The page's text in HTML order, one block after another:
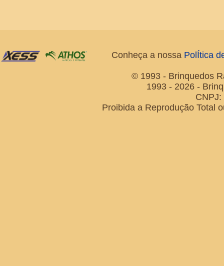
Conheça a nossa PolÍtica
© 1993 - Brinquedos
1993 - 2026 -
Proibida a Reprodução